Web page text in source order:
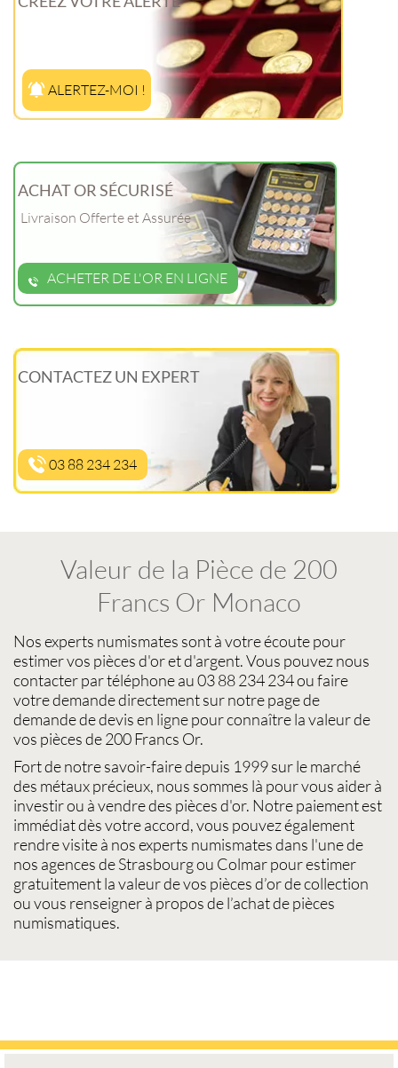
ALERTEZ-MOI !
ACHAT OR SÉCURISÉ
Livraison Offerte et Assurée
ACHETER DE L'OR EN LIGNE
CONTACTEZ UN EXPERT
03 88 234 234
Valeur de la Pièce de 200
Francs Or Monaco
Nos experts numismates sont à votre écoute pour
estimer vos pièces d'or et d'argent. Vous pouvez nous
contacter par téléphone au 03 88 234 234 ou faire
votre demande directement sur notre page de
demande de devis en ligne pour connaître lavaleur de
vos pièces de 200 Francs Or.
Fort de notre savoir-faire depuis 1999 sur lemarché
des métaux précieux, nous sommes là pour vous aider à
investir ou àvendre des pièces d'or. Notre paiement est
immédiat dès votre accord, vous pouvez également
rendre visite à nos experts numismatesdans l'une de
nos agences deStrasbourgou Colmarpour estimer
gratuitement lavaleur de vos pièces d’or de collection
ou vous renseigner à propos de l’achat de pièces
numismatiques.